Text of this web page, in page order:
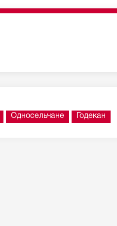
Односельчане Годекан